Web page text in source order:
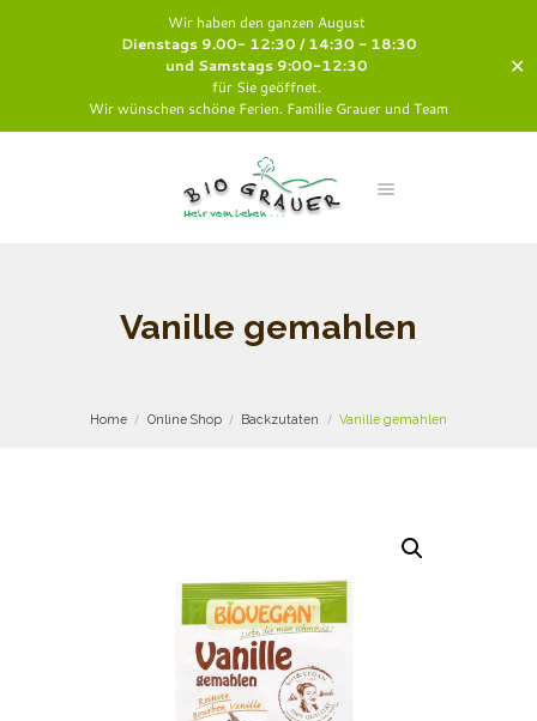
Wir haben den ganzen August
Dienstags 9.00- 12:30 / 14:30 - 18:30
und Samstags 9:00-12:30
für Sie geöffnet.
Wir wünschen schöne Ferien. Familie Grauer und Team
✕
Vanille gemahlen
Home Online Shop Backzutaten Vanille gemahlen